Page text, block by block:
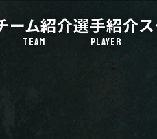
ーム紹介
TEAM
選手紹介
PLAYER